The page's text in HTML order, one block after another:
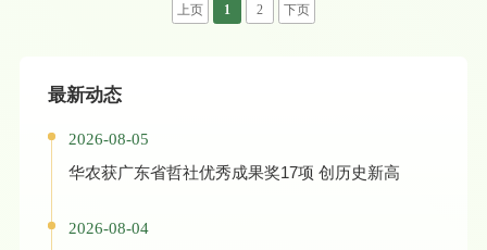
上页 1 2 下页
最新动态
2026-08-05
华农获广东省哲社优秀成果奖17项 创历史新高
2026-08-04